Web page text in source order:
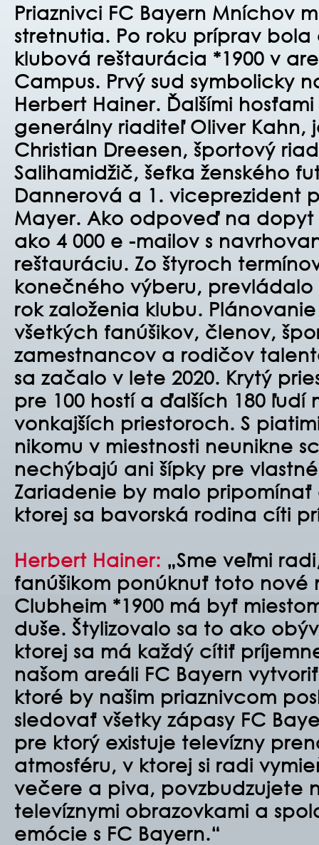
Priaznivci FC Bayern Mníchov
stretnutia. Po roku príprav
klubová reštaurácia *1900 v
Campus. Prvý sud symbolicky
Herbert Hainer. Ďalšími
generálny riaditeľ Oliver Kahn,
Christian Dreesen, športový
Salihamidžič, šefka ženského
Dannerová a 1. viceprezident
Mayer. Ako odpoveď na dopyt
ako 4 000 e -mailov s
reštauráciu. Zo štyroch
konečného výberu, prevládalo
rok založenia klubu.
všetkých fanúšikov, členov,
zamestnancov a rodičov
sa začalo v lete 2020. Krytý
pre 100 hostí a ďalších 180 ľudí
vonkajších priestoroch. S
nikomu v miestnosti neunikne
nechýbajú ani šípky pre
Zariadenie by malo
ktorej sa bavorská rodina cíti
Herbert Hainer: „Sme veľmi
fanúšikom ponúknuť toto nové
Clubheim *1900 má byť
duše. Štylizovalo sa to ako
ktorej sa má každý cítiť
našom areáli FC Bayern
ktoré by našim priaznivcom
sledovať všetky zápasy FC
pre ktorý existuje televízny
atmosféru, v ktorej si radi
večere a piva, povzbudzujete
televíznymi obrazovkami a
emócie s FC Bayern.“